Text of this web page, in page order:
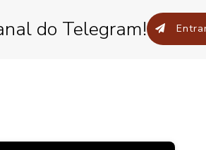
do Telegram!